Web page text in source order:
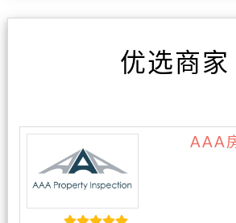
优选商家
AAA